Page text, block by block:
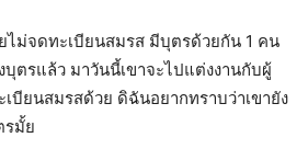
ม่จดทะเบียนสมรส มีบุตรด้วยกัน 1 คน
ตรแล้ว มาวันนี้เขาจะไปแต่งงานกับผู้
บียนสมรสด้วย ดิฉันอยากทราบว่าเขายัง
รมั้ย